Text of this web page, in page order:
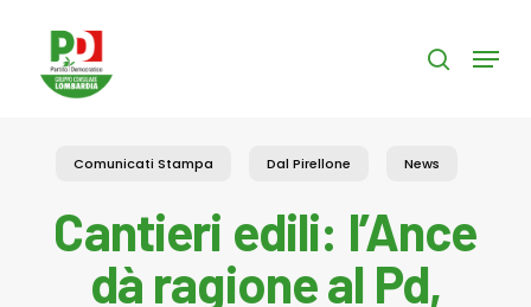
content
search
Menu
Comunicati Stampa Dal Pirellone News
Cantieri edili: l’Ance
dà ragione al Pd,